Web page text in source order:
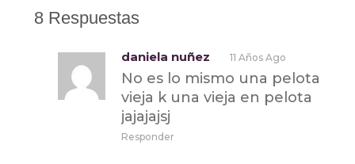
8 Respuestas
daniela nuñez 11 Años Ago
No es lo mismo una pelota
vieja k una vieja en pelota
jajajajsj
Responder